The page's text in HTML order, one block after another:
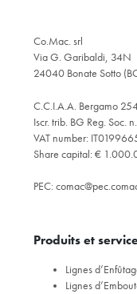
Co.Mac. srl
Via G. Garibaldi, 34N
24040 Bonate Sotto
C.C.I.A.A. Bergamo
Iscr. trib. BG Reg. Soc.
VAT number:
Share capital: €
PEC:
Produits et
Lignes
Lignes